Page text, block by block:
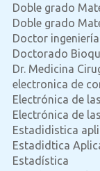
Doble grado
Doble grado
Doctor
Doctorado
Dr. Medicina
electronica de
Electrónica de
Electrónica de
Estadidistica
Estadidtica
Estadística